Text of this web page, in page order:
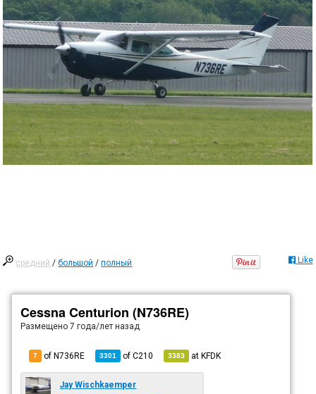
средний /большой /полный Like
Cessna Centurion (N736RE)
Размещено7 года/лет назад
7 of N736RE 3301 ofC210 3383 atKFDK
Jay Wischkaemper